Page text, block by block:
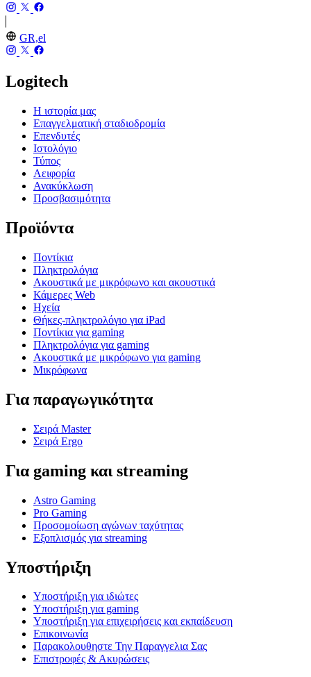
GR,el
Logitech
Η ιστορία μας
Επαγγελματική σταδιοδρομία
Επενδυτές
Ιστολόγιο
Τύπος
Αειφορία
Ανακύκλωση
Προσβασιμότητα
Προϊόντα
Ποντίκια
Πληκτρολόγια
Ακουστικά με μικρόφωνο και ακουστικά
Κάμερες Web
Ηχεία
Θήκες-πληκτρολόγιο για iPad
Ποντίκια για gaming
Πληκτρολόγια για gaming
Ακουστικά με μικρόφωνο για gaming
Μικρόφωνα
Για παραγωγικότητα
Σειρά Master
Σειρά Ergo
Για gaming και streaming
Astro Gaming
Pro Gaming
Προσομοίωση αγώνων ταχύτητας
Εξοπλισμός για streaming
Υποστήριξη
Υποστήριξη για ιδιώτες
Υποστήριξη για gaming
Υποστήριξη για επιχειρήσεις και εκπαίδευση
Επικοινωνία
Παρακολουθηστε Την Παραγγελια Σας
Επιστροφές & Ακυρώσεις